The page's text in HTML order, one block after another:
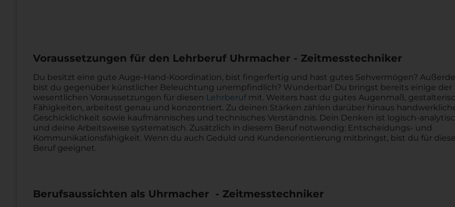
Voraussetzungen für den Lehrberuf Uhrmacher - Zeitmesstechniker
Du besitzt eine gute Auge-Hand-Koordination, bist fingerfertig und hast gutes Sehvermögen?
bist du gegenüber künstlicher Beleuchtung unempfindlich? Wunderbar! Du bringst bereits einige der
wesentlichen Voraussetzungen für diesen Lehrberufmit. Weiters hast du gutes Augenmaß,
Fähigkeiten, arbeitest genau und konzentriert. Zu deinen Stärken zählen darüber hinaus
Geschicklichkeit sowie kaufmännisches und technisches Verständnis. Dein Denken ist logisch-
und deine Arbeitsweise systematisch. Zusätzlich in diesem Beruf notwendig: Entscheidungs- und
Kommunikationsfähigkeit. Wenn du auch Geduld und Kundenorientierung mitbringst, bist du für
Beruf geeignet.
Berufsaussichten als Uhrmacher - Zeitmesstechniker